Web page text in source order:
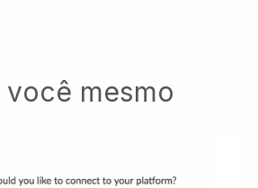
você mesmo